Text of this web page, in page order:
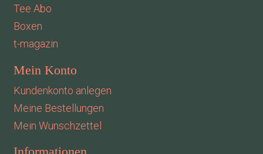
Tee Abo
Boxen
t-magazin
Mein Konto
Kundenkonto anlegen
Meine Bestellungen
Mein Wunschzettel